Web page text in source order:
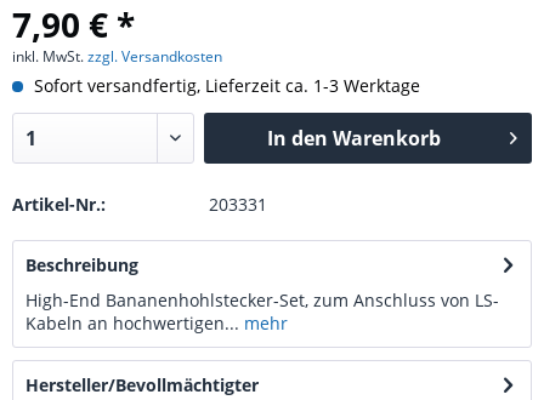
7,90 € *
inkl. MwSt.zzgl. Versandkosten
Sofort versandfertig, Lieferzeit ca. 1-3 Werktage
In den Warenkorb
Artikel-Nr.: 203331
Beschreibung
High-End Bananenhohlstecker-Set, zum Anschluss von LS-
Kabeln an hochwertigen... mehr
Hersteller/Bevollmächtigter